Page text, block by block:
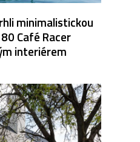
minimalistickou
Café Racer
interiérem